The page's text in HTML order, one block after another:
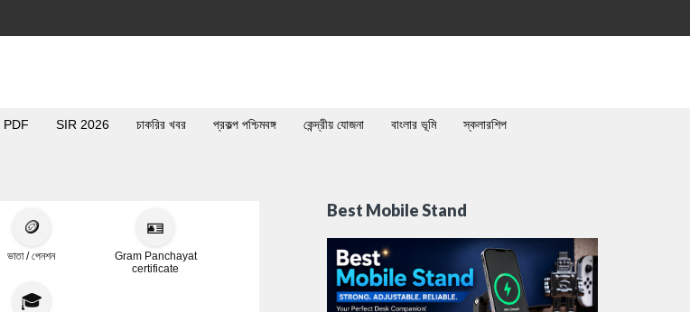
PDF SIR 2026 চাকরির খবর প্রকল্প পশ্চিমবঙ্গ কেন্দ্রীয় যোজনা বাংলার ভূমি স্কলারশিপ
🪙
ভাতা / পেনশন
🪪
Gram Panchayat
certificate
🎓
Best Mobile Stand